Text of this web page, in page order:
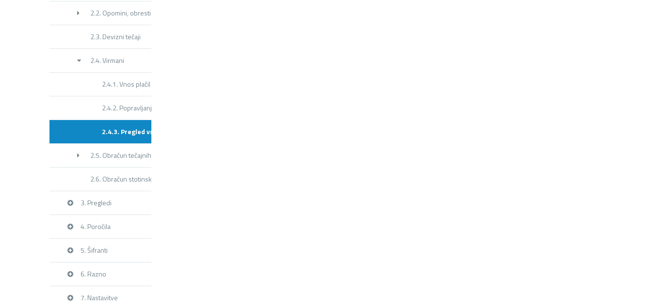
2.2. Opomini, obresti
2.3. Devizni tečaji
2.4. Virmani
2.4.1. Vnos plačil
2.4.2. Popravljanje plačil
2.4.3. Pregled vseh virmanov
2.5. Obračun tečajnih razlik
2.6. Obračun stotinskih izravnav
3. Pregledi
4. Poročila
5. Šifranti
6. Razno
7. Nastavitve